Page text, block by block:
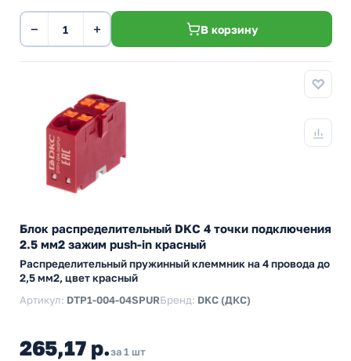
− + В корзину
Блок распределительный DKC 4 точки подключения
2.5 мм2 зажим push-in красный
Распределительный пружинный клеммник на 4 провода до
2,5 мм2, цвет красный
Артикул: DTP1-004-04SPURБренд: DKC (ДКС)
265,17 р.за 1 шт